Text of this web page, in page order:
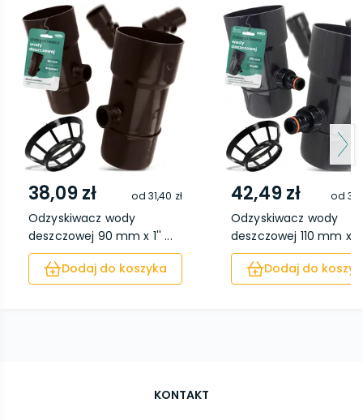
38,09 zł od 31,40 zł
Odzyskiwacz wody
deszczowej 90 mm x 1'' ...
Dodaj do koszyka
42,49 zł od
Odzyskiwacz wody
deszczowej 110 mm x
Dodaj do
KONTAKT